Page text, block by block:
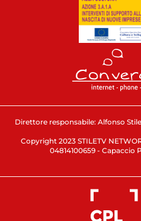
Direttore responsabile: Alfonso
Copyright 2023 STILETV
04814100659 - Capaccio